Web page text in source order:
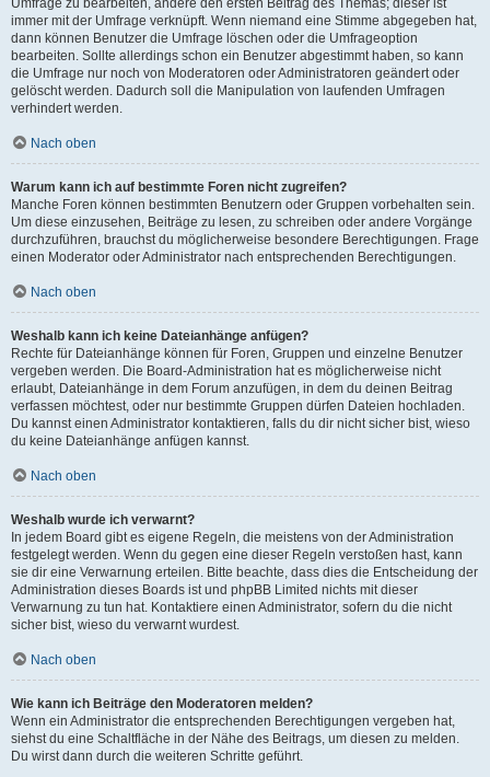
Umfrage zu bearbeiten, ändere den ersten Beitrag des Themas; dieser ist
immer mit der Umfrage verknüpft. Wenn niemand eine Stimme abgegeben hat,
dann können Benutzer die Umfrage löschen oder die Umfrageoption
bearbeiten. Sollte allerdings schon ein Benutzer abgestimmt haben, so kann
die Umfrage nur noch von Moderatoren oder Administratoren geändert oder
gelöscht werden. Dadurch soll die Manipulation von laufenden Umfragen
verhindert werden.
Nach oben
Warum kann ich auf bestimmte Foren nicht zugreifen?
Manche Foren können bestimmten Benutzern oder Gruppen vorbehalten sein.
Um diese einzusehen, Beiträge zu lesen, zu schreiben oder andere Vorgänge
durchzuführen, brauchst du möglicherweise besondere Berechtigungen. Frage
einen Moderator oder Administrator nach entsprechenden Berechtigungen.
Nach oben
Weshalb kann ich keine Dateianhänge anfügen?
Rechte für Dateianhänge können für Foren, Gruppen und einzelne Benutzer
vergeben werden. Die Board-Administration hat es möglicherweise nicht
erlaubt, Dateianhänge in dem Forum anzufügen, in dem du deinen Beitrag
verfassen möchtest, oder nur bestimmte Gruppen dürfen Dateien hochladen.
Du kannst einen Administrator kontaktieren, falls du dir nicht sicher bist, wieso
du keine Dateianhänge anfügen kannst.
Nach oben
Weshalb wurde ich verwarnt?
In jedem Board gibt es eigene Regeln, die meistens von der Administration
festgelegt werden. Wenn du gegen eine dieser Regeln verstoßen hast, kann
sie dir eine Verwarnung erteilen. Bitte beachte, dass dies die Entscheidung der
Administration dieses Boards ist und phpBB Limited nichts mit dieser
Verwarnung zu tun hat. Kontaktiere einen Administrator, sofern du die nicht
sicher bist, wieso du verwarnt wurdest.
Nach oben
Wie kann ich Beiträge den Moderatoren melden?
Wenn ein Administrator die entsprechenden Berechtigungen vergeben hat,
siehst du eine Schaltfläche in der Nähe des Beitrags, um diesen zu melden.
Du wirst dann durch die weiteren Schritte geführt.